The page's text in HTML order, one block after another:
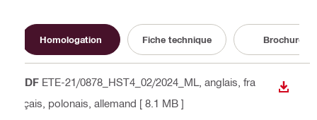
Homologation Fiche technique Brochure
PDF ETE-21/0878_HST4_02/2024_ML , anglais, fra
nçais, polonais, allemand [ 8.1 MB ]